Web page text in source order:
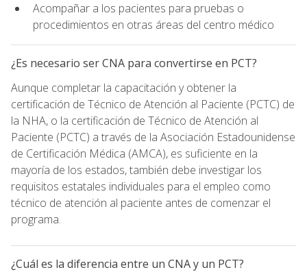
Acompañar a los pacientes para pruebas o
procedimientos en otras áreas del centro médico
¿Es necesario ser CNA para convertirse en PCT?
Aunque completar la capacitación y obtener la
certificación de Técnico de Atención al Paciente (PCTC) de
la NHA, o la certificación de Técnico de Atención al
Paciente (PCTC) a través de la Asociación Estadounidense
de Certificación Médica (AMCA), es suficiente en la
mayoría de los estados, también debe investigar los
requisitos estatales individuales para el empleo como
técnico de atención al paciente antes de comenzar el
programa.
¿Cuál es la diferencia entre un CNA y un PCT?